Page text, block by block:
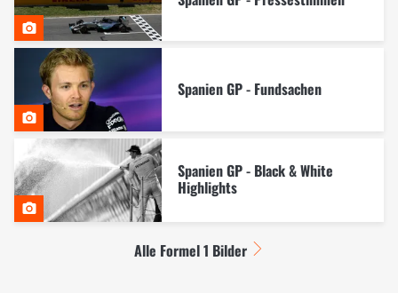
Spanien GP - Fundsachen
Spanien GP - Black & White
Highlights
Alle Formel 1 Bilder